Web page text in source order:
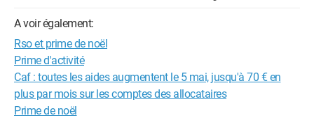
A voir également:
Rso et prime de noël
Prime d'activité
Caf : toutes les aides augmentent le 5 mai, jusqu'à 70 € en
plus par mois sur les comptes des allocataires
Prime de noël